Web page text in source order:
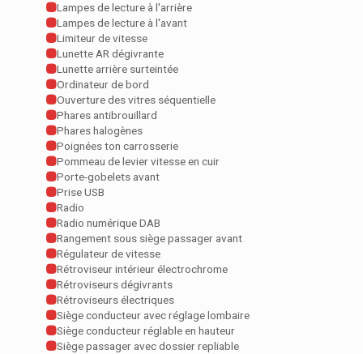
Lampes de lecture à l'arrière
Lampes de lecture à l'avant
Limiteur de vitesse
Lunette AR dégivrante
Lunette arrière surteintée
Ordinateur de bord
Ouverture des vitres séquentielle
Phares antibrouillard
Phares halogènes
Poignées ton carrosserie
Pommeau de levier vitesse en cuir
Porte-gobelets avant
Prise USB
Radio
Radio numérique DAB
Rangement sous siège passager avant
Régulateur de vitesse
Rétroviseur intérieur électrochrome
Rétroviseurs dégivrants
Rétroviseurs électriques
Siège conducteur avec réglage lombaire
Siège conducteur réglable en hauteur
Siège passager avec dossier repliable